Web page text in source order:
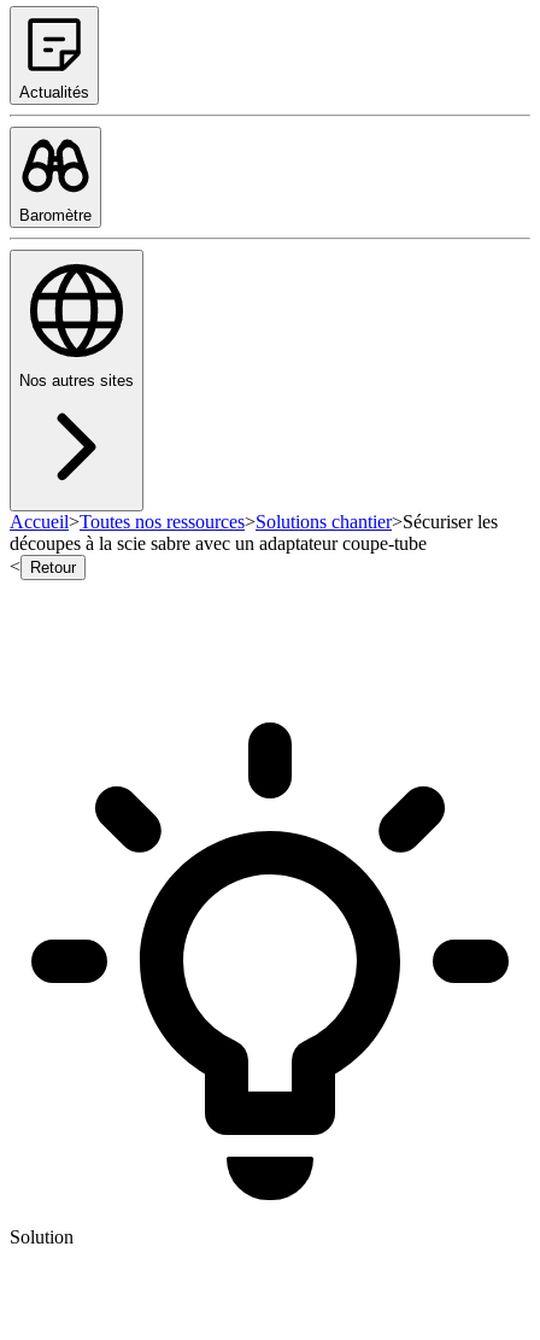
Actualités
Baromètre
Nos autres sites
Accueil>Toutes nos ressources>Solutions chantier>Sécuriser les
découpes à la scie sabre avec un adaptateur coupe-tube
<
Retour
Solution